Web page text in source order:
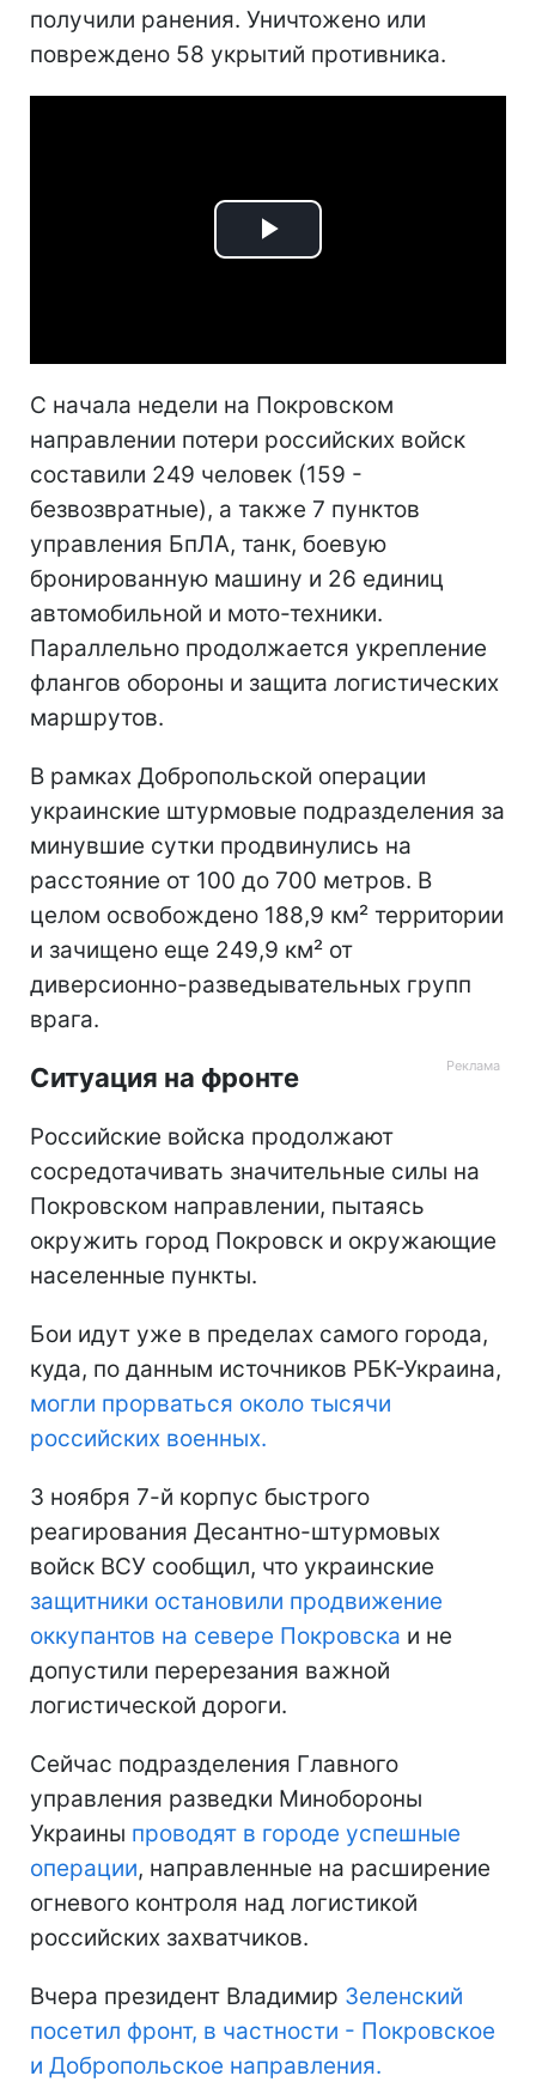
получили ранения. Уничтожено или
повреждено 58 укрытий противника.
Play
С начала недели на Покровском
направлении потери российских войск
составили 249 человек (159 -
безвозвратные), а также 7 пунктов
управления БпЛА, танк, боевую
бронированную машину и 26 единиц
автомобильной и мото-техники.
Параллельно продолжается укрепление
флангов обороны и защита логистических
маршрутов.
В рамках Добропольской операции
украинские штурмовые подразделения за
минувшие сутки продвинулись на
расстояние от 100 до 700 метров. В
целом освобождено 188,9 км² территории
и зачищено еще 249,9 км² от
диверсионно-разведывательных групп
врага.
Ситуация на фронте
Российские войска продолжают
сосредотачивать значительные силы на
Покровском направлении, пытаясь
окружить город Покровск и окружающие
населенные пункты.
Бои идут уже в пределах самого города,
куда, по данным источников РБК-Украина,
могли прорваться около тысячи
российских военных.
3 ноября 7-й корпус быстрого
реагирования Десантно-штурмовых
войск ВСУ сообщил, что украинские
защитники остановили продвижение
оккупантов на севере Покровска и не
допустили перерезания важной
логистической дороги.
Сейчас подразделения Главного
управления разведки Минобороны
Украины проводят в городе успешные
операции, направленные на расширение
огневого контроля над логистикой
российских захватчиков.
Вчера президент Владимир Зеленский
посетил фронт, в частности - Покровское
и Добропольское направления.